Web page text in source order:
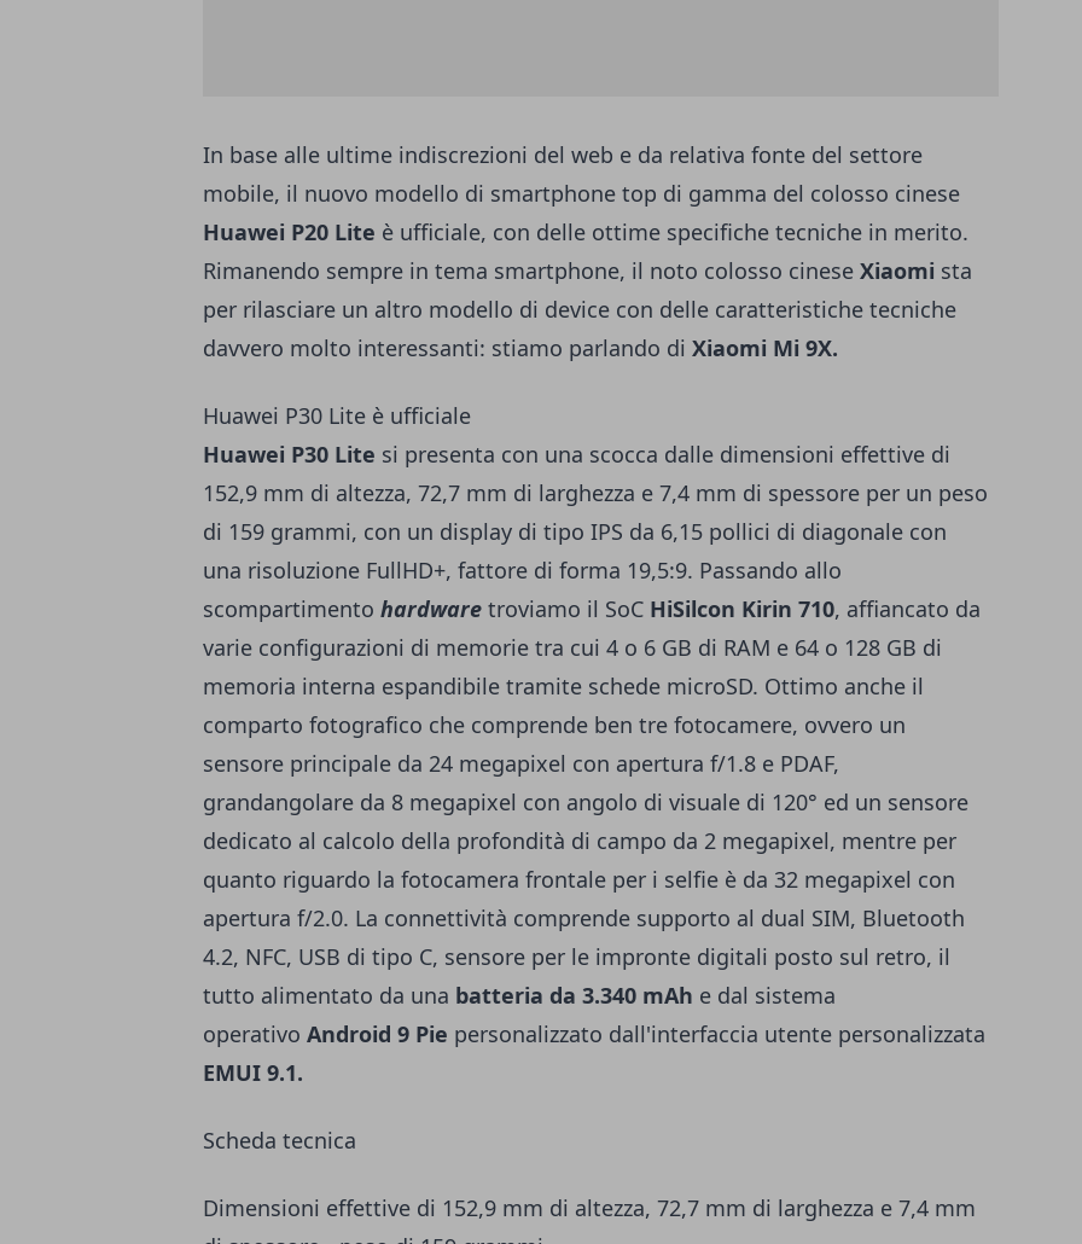
In base alle ultime indiscrezioni del web e da relativa fonte del settore
mobile, il nuovo modello di smartphone top di gamma del colosso cinese
Huawei P20 Lite è ufficiale, con delle ottime specifiche tecniche in merito.
Rimanendo sempre in tema smartphone, il noto colosso cinese Xiaomi sta
per rilasciare un altro modello di device con delle caratteristiche tecniche
davvero molto interessanti: stiamo parlando di Xiaomi Mi 9X.
Huawei P30 Lite è ufficiale
Huawei P30 Lite si presenta con una scocca dalle dimensioni effettive di
152,9 mm di altezza, 72,7 mm di larghezza e 7,4 mm di spessore per un peso
di 159 grammi, con un display di tipo IPS da 6,15 pollici di diagonale con
una risoluzione FullHD+, fattore di forma 19,5:9. Passando allo
scompartimento hardware troviamo il SoC HiSilcon Kirin 710, affiancato da
varie configurazioni di memorie tra cui 4 o 6 GB di RAM e 64 o 128 GB di
memoria interna espandibile tramite schede microSD. Ottimo anche il
comparto fotografico che comprende ben tre fotocamere, ovvero un
sensore principale da 24 megapixel con apertura f/1.8 e PDAF,
grandangolare da 8 megapixel con angolo di visuale di 120° ed un sensore
dedicato al calcolo della profondità di campo da 2 megapixel, mentre per
quanto riguardo la fotocamera frontale per i selfie è da 32 megapixel con
apertura f/2.0. La connettività comprende supporto al dual SIM, Bluetooth
4.2, NFC, USB di tipo C, sensore per le impronte digitali posto sul retro, il
tutto alimentato da una batteria da 3.340 mAh e dal sistema
operativo Android 9 Pie personalizzato dall'interfaccia utente personalizzata
EMUI 9.1.
Scheda tecnica
Dimensioni effettive di 152,9 mm di altezza, 72,7 mm di larghezza e 7,4 mm